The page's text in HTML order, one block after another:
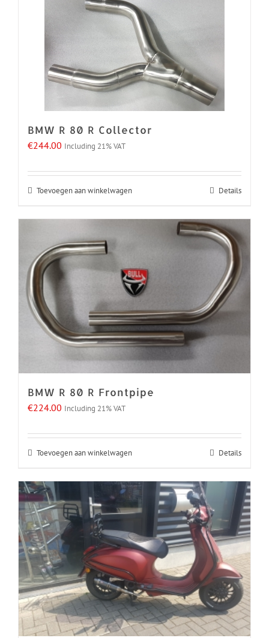
BMW R 80 R Collector
€244.00 Including 21% VAT
Toevoegen aan winkelwagen Details
BMW R 80 R Frontpipe
€224.00 Including 21% VAT
Toevoegen aan winkelwagen Details